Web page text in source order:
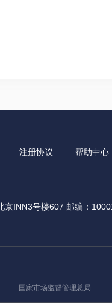
注册协议 帮助中心
京INN3号楼607 邮编：
国家市场监督管理总局